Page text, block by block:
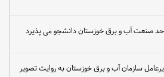
صنعت آب و برق خوزستان دانشجو می پذیرد
سازمان آب و برق خوزستان به روایت تصویر